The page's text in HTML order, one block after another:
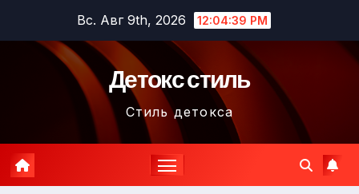
содержимому
Вс. Авг 9th, 2026 12:04:41 PM
Детокс стиль
Стиль детокса